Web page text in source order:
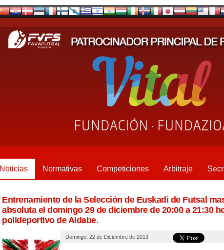
Noticias Normativas Competiciones Arbitraje
Entrenamiento de la Selección de Euskadi de Futsal
absoluta el domingo 29 de diciembre de 20:00 a 21:30
polideportivo de Aldabe.
Domingo, 22 de Diciembre de 2013